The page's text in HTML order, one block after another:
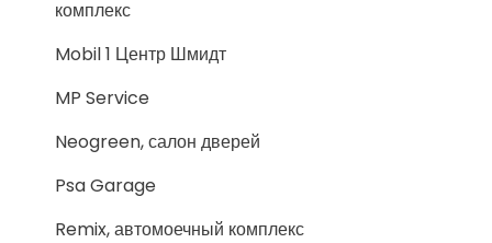
комплекс
Mobil 1 Центр Шмидт
MP Service
Neogreen, салон дверей
Psa Garage
Remix, автомоечный комплекс